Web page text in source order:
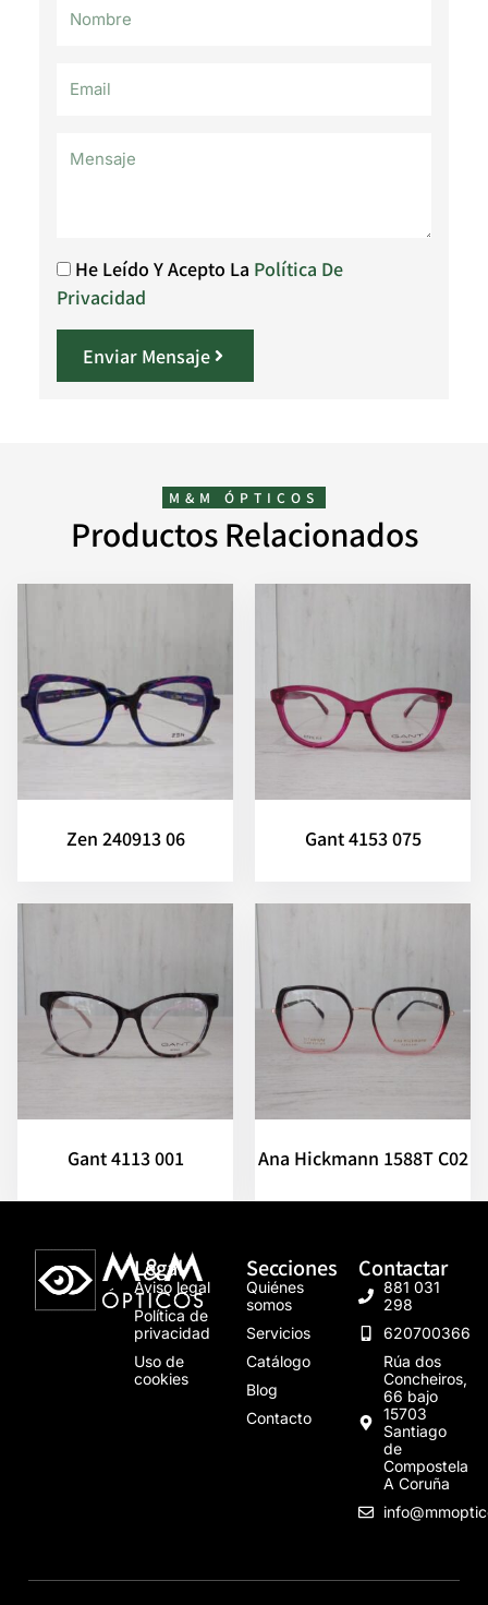
He Leído Y Acepto La Política De
Privacidad
Enviar Mensaje
M&M ÓPTICOS
Productos Relacionados
Zen 240913 06 Gant 4153 075
Gant 4113 001 Ana Hickmann 1588T C02
Legal
Aviso legal
Política de
privacidad
Uso de
cookies
Secciones
Quiénes
somos
Servicios
Catálogo
Blog
Contacto
Contactar
881 031
298
620700366
Rúa dos
Concheiros,
66 bajo
15703
Santiago
de
Compostela
A Coruña